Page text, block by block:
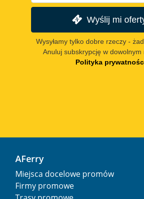
Wyślij mi
Wysyłamy tylko dobre rzeczy -
Anuluj subskrypcję w dowolnym
Polityka
AFerry
Miejsca docelowe promów
Firmy promowe